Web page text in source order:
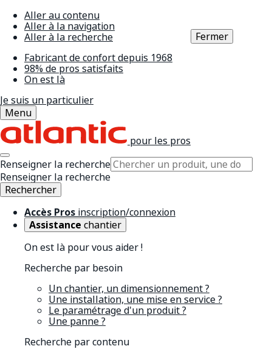
Aller au contenu
Aller à la navigation
Aller à la recherche
Fabricant de confort depuis 1968
98% de pros satisfaits
On est là
Je suis un particulier
Menu
pour les pros
Renseigner la recherche
Renseigner la recherche
Rechercher
Accès Pros inscription/connexion
Assistance chantier
On est là pour vous aider !
Recherche par besoin
Un chantier, un dimensionnement ?
Une installation, une mise en service ?
Le paramétrage d'un produit ?
Une panne ?
Recherche par contenu
Fermer